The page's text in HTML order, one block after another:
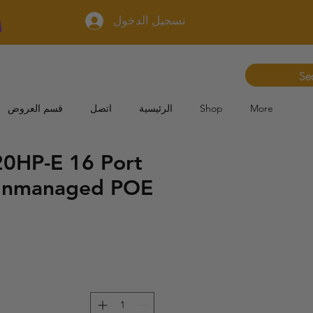
تسجيل الدخول
E 16 Port
POE
قسم العروض اتصل الرئيسية Shop More